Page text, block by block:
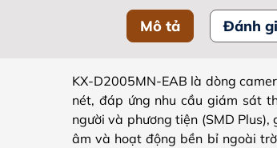
Mô tả Đánh
KX-D2005MN-EAB là dòng
nét, đáp ứng nhu cầu giám sát
người và phương tiện (SMD
âm và hoạt động bền bỉ ngoài